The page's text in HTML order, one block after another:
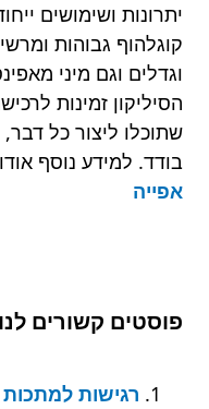
יתרונות ושימושים
קוגלהוף גבוהות
וגדלים וגם מיני
הסיליקון זמינות
שתוכלו ליצור כל
בודד. למידע נוסף
אפייה
פוסטים קשורים
רגישות